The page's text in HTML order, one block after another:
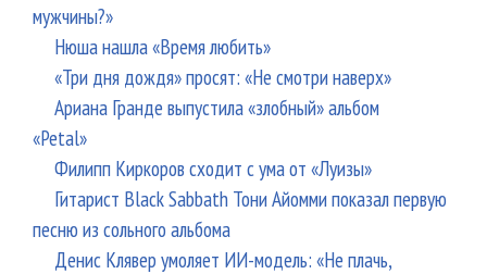
мужчины?»
Нюша нашла «Время любить»
«Три дня дождя» просят: «Не смотри наверх»
Ариана Гранде выпустила «злобный» альбом
«Petal»
Филипп Киркоров сходит с ума от «Луизы»
Гитарист Black Sabbath Тони Айомми показал первую
песню из сольного альбома
Денис Клявер умоляет ИИ-модель: «Не плачь,